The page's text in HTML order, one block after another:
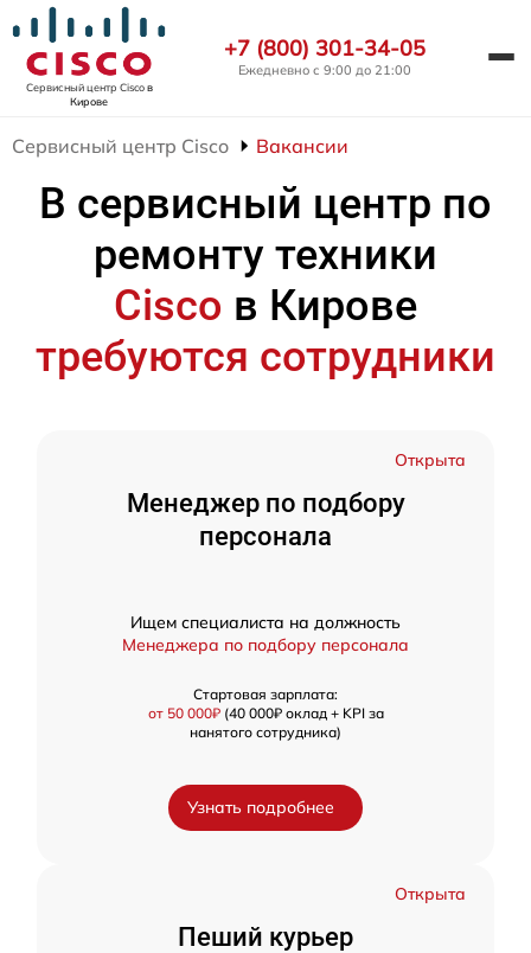
Сервисный центр Ciscoв
Кирове
+7 (800) 301-34-05
Ежедневно с 9:00 до 21:00
Сервисный центр Cisco Вакансии
В сервисный центр по
ремонту техники
Cisco в Кирове
требуются сотрудники
Открыта
Менеджер по подбору
персонала
Ищем специалиста на должность
Менеджера по подбору персонала
Стартовая зарплата:
от 50 000₽(40 000₽ оклад + KPI за
нанятого сотрудника)
Узнать подробнее
Открыта
Пеший курьер